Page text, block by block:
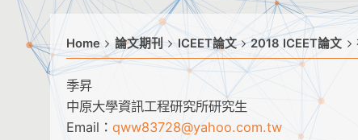
Home 論文期刊 ICEET論文 2018 ICEET論文
季昇
中原大學資訊工程研究所研究生
Email： qww83728@yahoo.com.tw